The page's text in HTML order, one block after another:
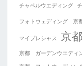
チャペルウエディング
フォトウェディング 京
マイプレシャス 京
京都 ガーデンウエディ